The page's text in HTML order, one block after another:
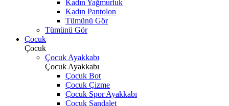
Kadın Yağmurluk
Kadın Pantolon
Tümünü Gör
Tümünü Gör
Çocuk
Çocuk
Çocuk Ayakkabı
Çocuk Ayakkabı
Çocuk Bot
Çocuk Çizme
Çocuk Spor Ayakkabı
Çocuk Sandalet